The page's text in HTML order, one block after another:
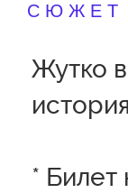
СЮЖЕТ
Жутко
*